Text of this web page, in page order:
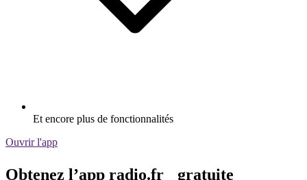
Et encore plus de fonctionnalités
Ouvrir l'app
Obtenez l’app radio.fr gratuite